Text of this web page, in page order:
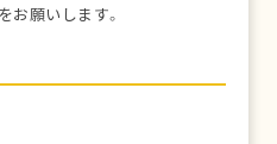
お願いします。